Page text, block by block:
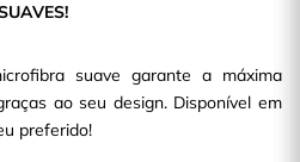
suave garante a máxima
ao seu design. Disponível em
preferido!